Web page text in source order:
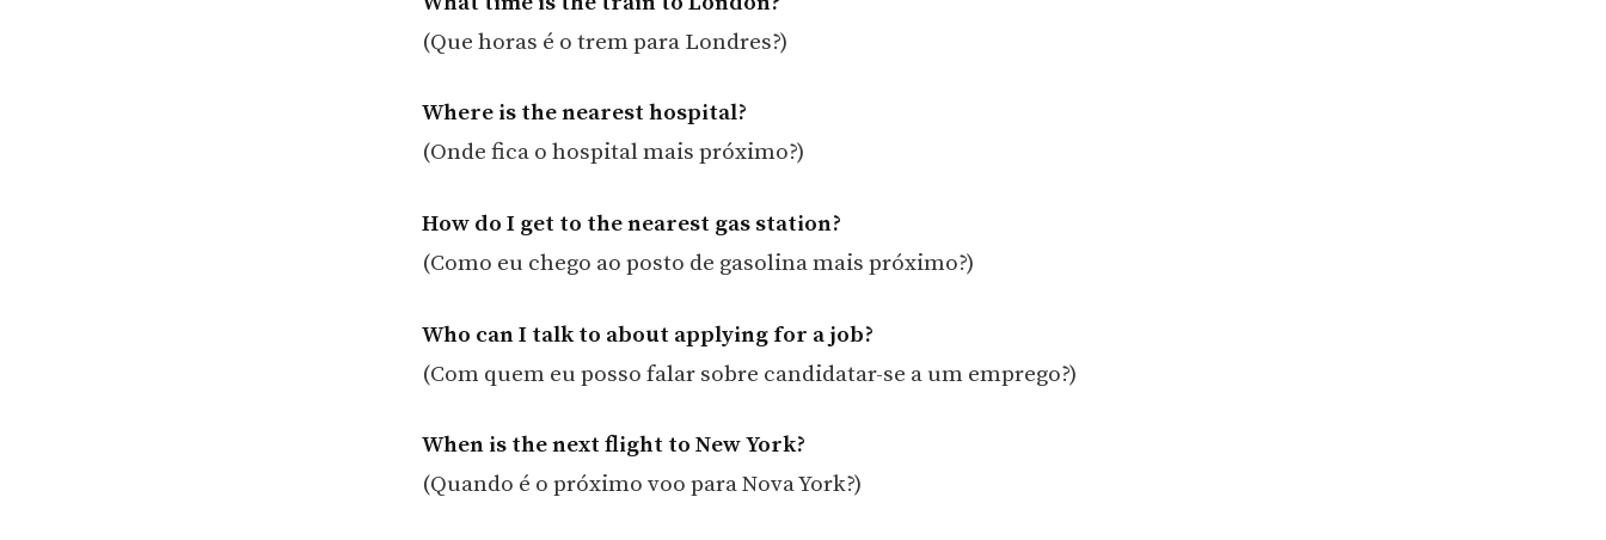
(Que horas é o trem para Londres?)
Where is the nearest hospital?
(Onde fica o hospital mais próximo?)
How do I get to the nearest gas station?
(Como eu chego ao posto de gasolina mais próximo?)
Who can I talk to about applying for a job?
(Com quem eu posso falar sobre candidatar-se a um emprego?)
When is the next flight to New York?
(Quando é o próximo voo para Nova York?)